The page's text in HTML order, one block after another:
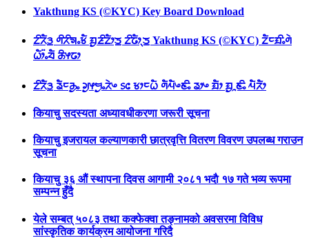
Yakthung KS (©KYC) Key Board Download
ᤁᤡᤖᤠᤋ᤻ ᤛᤡᤖᤡᤈᤱᤃᤠ ᤀᤢᤏᤡᤁᤥᤍ᤻ ᤁᤡᤒᤥᤷᤍ᤻ Yakthung KS (©KYC) ᤁᤠᤰᤀᤡᤱᤛᤧ
ᤐᤥ᤺ᤱᤔᤠ ᤌᤡᤶᤒᤣ
ᤁᤡᤖᤠᤋ᤻ ᤕᤠᤰᤌᤢᤱ ᤆᤢᤶᤗᤢᤱᤖᤧᤴ ᥉᥋ ᤃᤣᤰᤐᤠ ᤛᤠᤘᤠᤴᤇᤡᤱ ᤕᤣᤴ ᤀᤠᤣ ᤀᤢᤳᤇᤡᤱ ᤘᤠᤖᤠᤣ
कियाचु सदस्यता अध्यावधीकरणा जरूरी सूचना
कियाचु इजरायल कल्याणकारी छात्रवृत्ति वितरण विवरण उपलब्ध गराउन
सूचना
कियाचु ३६ औं स्थापना दिवस आगामी २०८१ भदाै १७ गते भव्य रूपमा
सम्पन्न हुँदै
येले सम्बत् ५०८३ तथा कक्फेक्वा तङ्नामको अवसरमा विविध
सांस्कृतिक कार्यक्रम आयोजना गरिदै